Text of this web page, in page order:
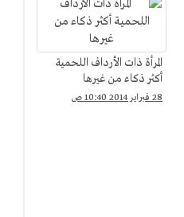
المرأة ذات الأرداف اللحمية
أكثر ذكاء من غيرها
28 فبراير 2014 10:40 ص